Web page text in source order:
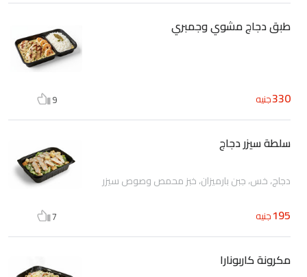
طبق دجاج مشوي وجمبري
330جنيه 9
سلطة سيزر دجاج
دجاج، خس، جبن بارميزان، خبز محمص وصوص سيزر
195جنيه 7
مكرونة كاربونارا